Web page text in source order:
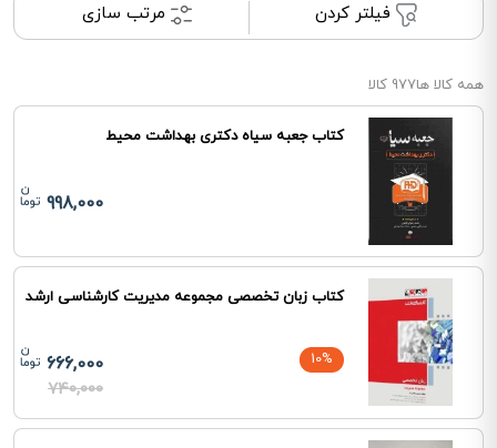
همه کالا ها977 کالا
کتاب جعبه سیاه دکتری بهداشت محیط
998,000
کتاب زبان تخصصی مجموعه مدیریت کارشناسی ارشد
10%
666,000
740,000